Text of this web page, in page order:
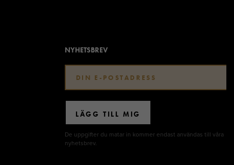
NYHETSBREV
LÄGG TILL MIG
De uppgifter du matar in kommer endast användas till våra
nyhetsbrev.